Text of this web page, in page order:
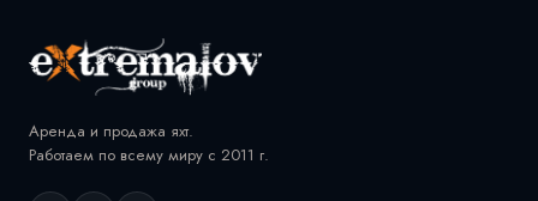
Аренда и продажа яхт.
Работаем по всему миру с 2011 г.